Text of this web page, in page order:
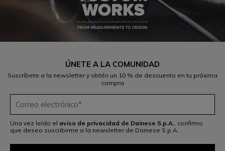
ÚNETE A LA COMUNIDAD
Suscríbete a la newsletter y obtén un 10 % de descuento en tu próxima
compra
Una vez leído el aviso de privacidad de Dainese S.p.A.
, confirmo
que deseo suscribirme a la newsletter de Dainese S.p.A.